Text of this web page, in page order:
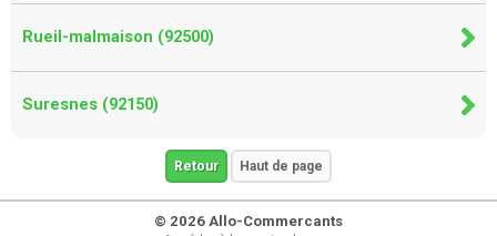
Rueil-malmaison (92500)
Suresnes (92150)
Retour Haut de page
© 2026 Allo-Commercants